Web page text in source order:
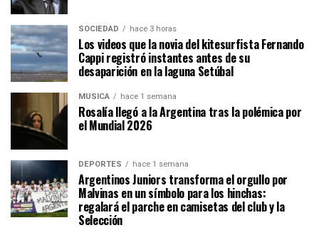
SOCIEDAD hace 3 horas
Los videos que la novia del kitesurfista Fernando
Cappi registró instantes antes de su
desaparición en la laguna Setúbal
MÚSICA hace 1 semana
Rosalía llegó a la Argentina tras la polémica por
el Mundial 2026
DEPORTES hace 1 semana
Argentinos Juniors transforma el orgullo por
Malvinas en un símbolo para los hinchas:
regalará el parche en camisetas del club y la
Selección